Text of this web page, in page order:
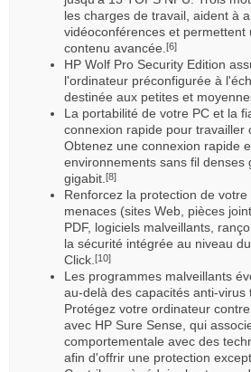
les charges de travail, aident à
vidéoconférences et permettent
contenu avancée. [6]
HP Wolf Pro Security Edition
l'ordinateur préconfigurée à
destinée aux petites et
La portabilité de votre PC et la
connexion rapide pour travailler
Obtenez une connexion rapide
environnements sans fil denses
gigabit. [8]
Renforcez la protection de
menaces (sites Web, pièces
PDF, logiciels malveillants,
la sécurité intégrée au niveau
Click. [10]
Les programmes malveillants
au-delà des capacités anti-virus
Protégez votre ordinateur
avec HP Sure Sense, qui
comportementale avec des
afin d'offrir une protection